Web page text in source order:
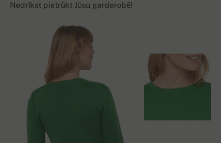
Nedrīkst pietrūkt Jūsu garderobē!